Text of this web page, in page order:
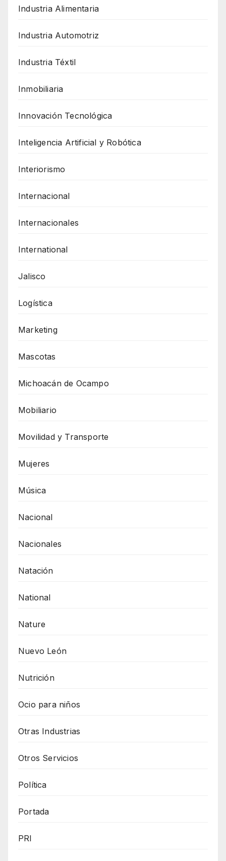
Industria Alimentaria
Industria Automotriz
Industria Téxtil
Inmobiliaria
Innovación Tecnológica
Inteligencia Artificial y Robótica
Interiorismo
Internacional
Internacionales
International
Jalisco
Logística
Marketing
Mascotas
Michoacán de Ocampo
Mobiliario
Movilidad y Transporte
Mujeres
Música
Nacional
Nacionales
Natación
National
Nature
Nuevo León
Nutrición
Ocio para niños
Otras Industrias
Otros Servicios
Política
Portada
PRI